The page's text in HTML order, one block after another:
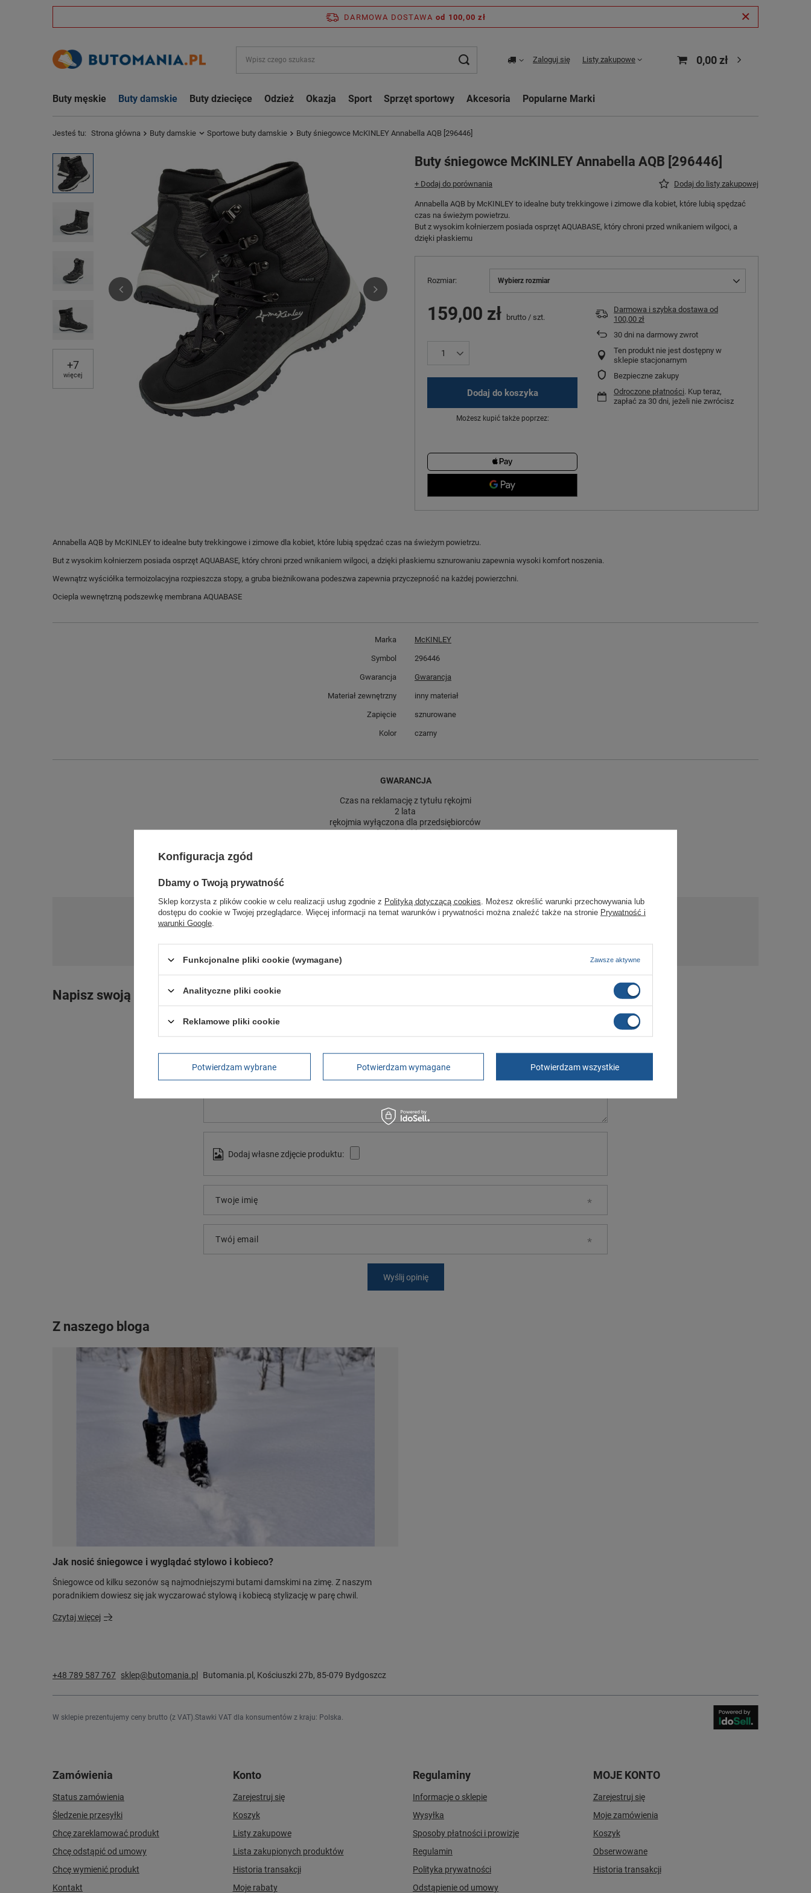
DARMOWA DOSTAWA od 100,00 zł
Zaloguj się Listy zakupowe 0,00 zł
Buty męskie Buty damskie Buty dziecięce Odzież Okazja Sport Sprzęt sportowy Akcesoria Popularne Marki
Jesteś tu: Strona główna Buty damskie Sportowe buty damskie Buty śniegowce McKINLEY Annabella AQB [296446]
+7
więcej
Buty śniegowce McKINLEY Annabella AQB [296446]
+ Dodaj do porównania Dodaj do listy zakupowej
Annabella AQB by McKINLEY to idealne buty trekkingowe i zimowe dla kobiet, które lubią spędzać
czas na świeżym powietrzu.
But z wysokim kołnierzem posiada osprzęt AQUABASE, który chroni przed wnikaniem wilgoci, a
dzięki płaskiemu
Rozmiar Wybierz rozmiar
159,00 zł brutto / szt.
Dodaj do koszyka
Możesz kupić także poprzez:
Darmowa i szybka dostawa od
100,00 zł
30 dni na darmowy zwrot
Ten produkt nie jest dostępny w
sklepie stacjonarnym
Bezpieczne zakupy
Odroczone płatności. Kup teraz,
zapłać za 30 dni, jeżeli nie zwrócisz
Annabella AQB by McKINLEY to idealne buty trekkingowe i zimowe dla kobiet, które lubią spędzać czas na świeżym powietrzu.
But z wysokim kołnierzem posiada osprzęt AQUABASE, który chroni przed wnikaniem wilgoci, a dzięki płaskiemu sznurowaniu zapewnia wysoki komfort noszenia.
Wewnątrz wyściółka termoizolacyjna rozpieszcza stopy, a gruba bieżnikowana podeszwa zapewnia przyczepność na każdej powierzchni.
Ociepla wewnętrzną podszewkę membrana AQUABASE
Marka McKINLEY
Symbol 296446
Gwarancja Gwarancja
Materiał zewnętrzny inny materiał
Zapięcie sznurowane
Kolor czarny
GWARANCJA
Czas na reklamację z tytułu rękojmi
2 lata
rękojmia wyłączona dla przedsiębiorców
Adres do reklamacji
Potrzebujesz pomocy? Masz pytania?
Napisz swoją opinię
Treść twojej opinii
Dodaj własne zdjęcie produktu:
Twoje imię
Twój email
Wyślij opinię
Z naszego bloga
Jak nosić śniegowce i wyglądać stylowo i kobieco?
Śniegowce od kilku sezonów są najmodniejszymi butami damskimi na zimę. Z naszym
poradnikiem dowiesz się jak wyczarować stylową i kobiecą stylizację w parę chwil.
Czytaj więcej
+48 789 587 767 sklep@butomania.pl Butomania.pl , Kościuszki 27b, 85-079 Bydgoszcz
W sklepie prezentujemy ceny brutto (z VAT). Stawki VAT dla konsumentów z kraju: Polska
Zamówienia
Status zamówienia
Śledzenie przesyłki
Chcę zareklamować produkt
Chcę odstąpić od umowy
Chcę wymienić produkt
Kontakt
Konto
Zarejestruj się
Koszyk
Listy zakupowe
Lista zakupionych produktów
Historia transakcji
Moje rabaty
Regulaminy
Informacje o sklepie
Wysyłka
Sposoby płatności i prowizje
Regulamin
Polityka prywatności
Odstąpienie od umowy
MOJE KONTO
Zarejestruj się
Moje zamówienia
Koszyk
Obserwowane
Historia transakcji
Konfiguracja zgód
Dbamy o Twoją prywatność
Sklep korzysta z plików cookie w celu realizacji usług zgodnie z Polityką dotyczącą cookies . Możesz określić warunki przechowywania lub
dostępu do cookie w Twojej przeglądarce. Więcej informacji na temat warunków i prywatności można znaleźć także na stronie Prywatność i
warunki Google
Funkcjonalne pliki cookie (wymagane) Zawsze aktywne
Analityczne pliki cookie
Reklamowe pliki cookie
Potwierdzam wybrane Potwierdzam wymagane Potwierdzam wszystkie